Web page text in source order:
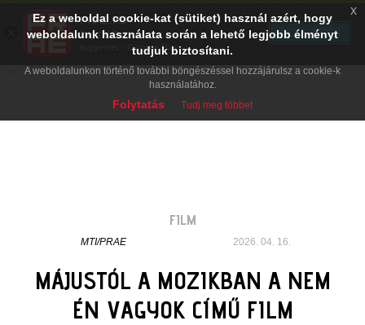
FILM
MTI/PRAE 2026. 04. 16.
MÁJUSTÓL A MOZIKBAN A NEM
ÉN VAGYOK CÍMŰ FILM
Ez a weboldal cookie-kat (sütiket) használ azért, hogy
weboldalunk használata során a lehető legjobb élményt
tudjuk biztosítani.
A weboldalunkon történő további böngészéssel hozzájárulsz a cookie-k
használatához.
Folytatás Tudj meg többet
x
PRAE.HU
Digital Evolution
Ingyenes - Google Play
TELEPÍTÉS